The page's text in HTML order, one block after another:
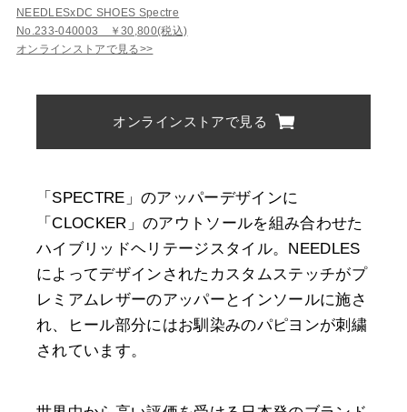
NEEDLESxDC SHOES Spectre
No.233-040003 ￥30,800(税込)
オンラインストアで見る>>
オンラインストアで見る
「SPECTRE」のアッパーデザインに
「CLOCKER」のアウトソールを組み合わせた
ハイブリッドヘリテージスタイル。NEEDLES
によってデザインされたカスタムステッチがプ
レミアムレザーのアッパーとインソールに施さ
れ、ヒール部分にはお馴染みのパピヨンが刺繍
されています。